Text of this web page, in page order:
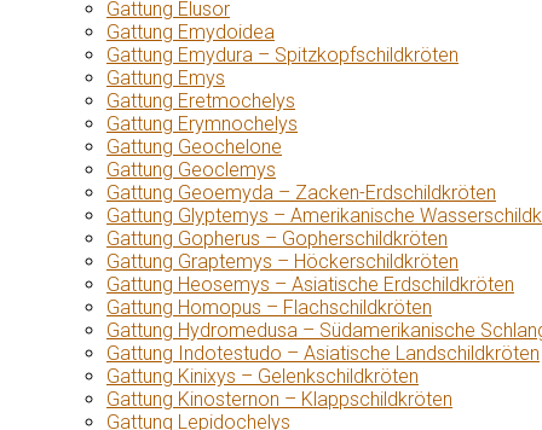
Gattung Elusor
Gattung Emydoidea
Gattung Emydura – Spitzkopfschildkröten
Gattung Emys
Gattung Eretmochelys
Gattung Erymnochelys
Gattung Geochelone
Gattung Geoclemys
Gattung Geoemyda – Zacken-Erdschildkröten
Gattung Glyptemys – Amerikanische
Gattung Gopherus – Gopherschildkröten
Gattung Graptemys – Höckerschildkröten
Gattung Heosemys – Asiatische Erdschildkröten
Gattung Homopus – Flachschildkröten
Gattung Hydromedusa – Südamerikanische
Gattung Indotestudo – Asiatische Landschildkröten
Gattung Kinixys – Gelenkschildkröten
Gattung Kinosternon – Klappschildkröten
Gattung Lepidochelys